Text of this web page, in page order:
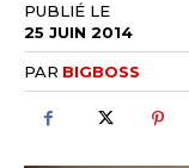
PUBLIÉ LE
25 JUIN 2014
PAR BIGBOSS